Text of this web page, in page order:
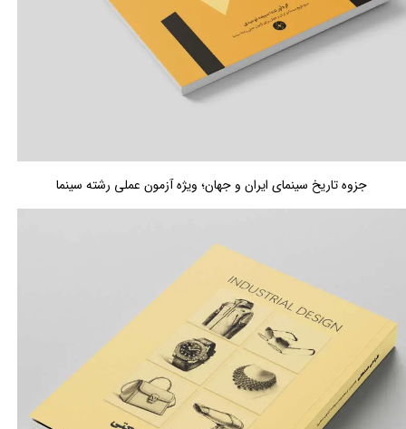
جزوه تاریخ سینمای ایران و جهان؛ ویژه آزمون عملی رشته سینما